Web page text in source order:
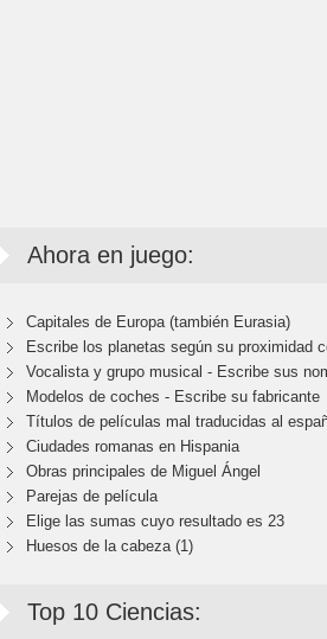
Ahora en juego:
Capitales de Europa (también Eurasia)
Escribe los planetas según su proximidad
Vocalista y grupo musical - Escribe sus
Modelos de coches - Escribe su fabricante
Títulos de películas mal traducidas al
Ciudades romanas en Hispania
Obras principales de Miguel Ángel
Parejas de película
Elige las sumas cuyo resultado es 23
Huesos de la cabeza (1)
Top 10 Ciencias: